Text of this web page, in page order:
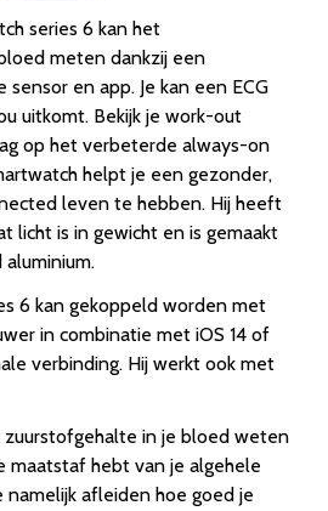
series 6 kan het
meten dankzij een
en app. Je kan een ECG
uitkomt. Bekijk je work-out
op het verbeterde always-on
helpt je een gezonder,
leven te hebben. Hij heeft
licht is in gewicht en is gemaakt
6 kan gekoppeld worden met
in combinatie met iOS 14 of
verbinding. Hij werkt ook met
in je bloed weten
maatstaf hebt van je algehele
namelijk afleiden hoe goed je